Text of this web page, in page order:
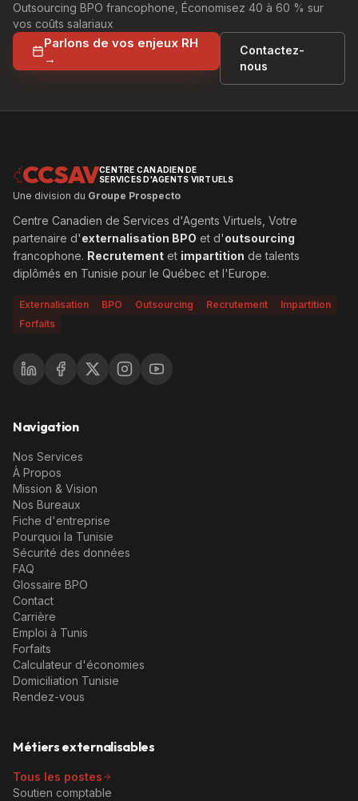
Outsourcing BPO francophone, Économisez 40 à 60 % sur
vos coûts salariaux
Parlons de vos enjeux RH
→
Contactez-
nous
CCSAVCENTRE CANADIEN DE
SERVICES D'AGENTS VIRTUELS
Une division du Groupe Prospecto
Centre Canadien de Services d'Agents Virtuels, Votre
partenaire d'externalisation BPO et d'outsourcing
francophone. Recrutement et impartition de talents
diplômés en Tunisie pour le Québec et l'Europe.
Externalisation BPO Outsourcing Recrutement
Impartition
Forfaits
Navigation
Nos Services
À Propos
Mission & Vision
Nos Bureaux
Fiche d'entreprise
Pourquoi la Tunisie
Sécurité des données
FAQ
Glossaire BPO
Contact
Carrière
Emploi à Tunis
Forfaits
Calculateur d'économies
Domiciliation Tunisie
Rendez-vous
Métiers externalisables
Tous les postes
Soutien comptable